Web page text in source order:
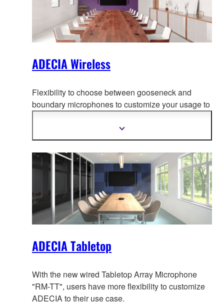
ADECIA Wireless
Flexibility to choose between gooseneck and
boundary microphones to customize your usage to
comfortable conferencing space without worrying
about wiring or configuration changes should the
layout change.
Meer
ADECIA Tabletop
With the new wired Tabletop Array Microphone
"RM-TT", users have more flexibility to customize
ADECIA to their use case.